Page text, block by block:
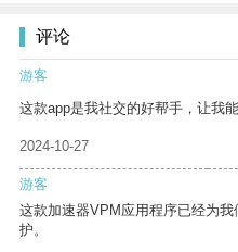
评论
游客
这款app是我社交的好帮手，让我
2024-10-27
游客
这款加速器VPM应用程序已经为
护。